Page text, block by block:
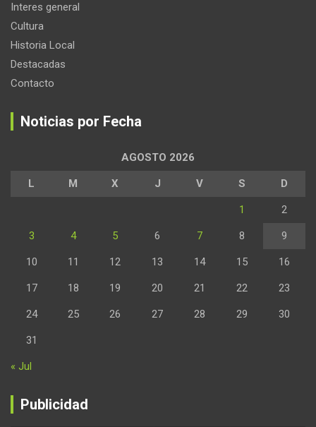
Interes general
Cultura
Historia Local
Destacadas
Contacto
Noticias por Fecha
AGOSTO 2026
L M X J V S D
1 2
3 4 5 6 7 8 9
10 11 12 13 14 15 16
17 18 19 20 21 22 23
24 25 26 27 28 29 30
31
« Jul
Publicidad